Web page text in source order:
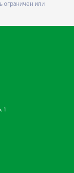
ограничен или
1